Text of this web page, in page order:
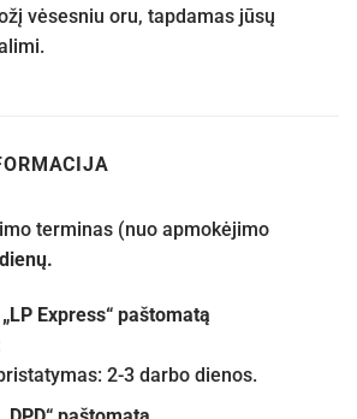
vėsesniu oru, tapdamas jūsų
terminas (nuo apmokėjimo
Express“ paštomatą
2-3 darbo dienos.